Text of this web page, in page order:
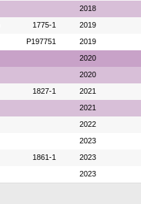
2018
1775-1 2019
P197751 2019
2020
2020
1827-1 2021
2021
2022
2023
1861-1 2023
2023